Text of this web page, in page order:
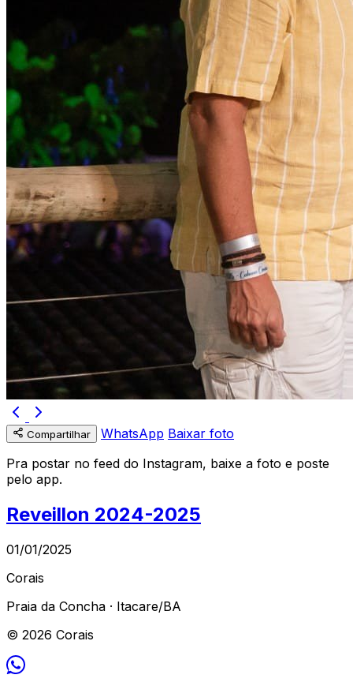
Compartilhar WhatsApp Baixar foto
Pra postar no feed do Instagram, baixe a foto e poste
pelo app.
Reveillon 2024-2025
01/01/2025
Corais
Praia da Concha · Itacare/BA
© 2026 Corais